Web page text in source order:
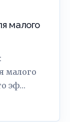
малого
малого
эф…